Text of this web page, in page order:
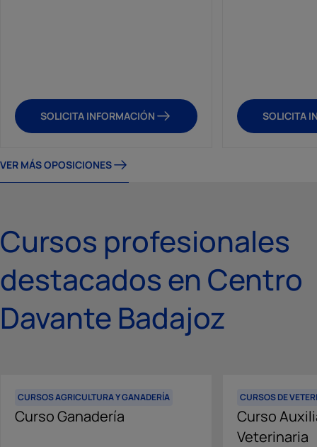
SOLICITA INFORMACIÓN SOLICITA
VER MÁS OPOSICIONES
Cursos profesionales
destacados en Centro
Davante Badajoz
CURSOS AGRICULTURA Y GANADERÍA
Curso Ganadería
CURSOS DE
Curso
Veterinaria